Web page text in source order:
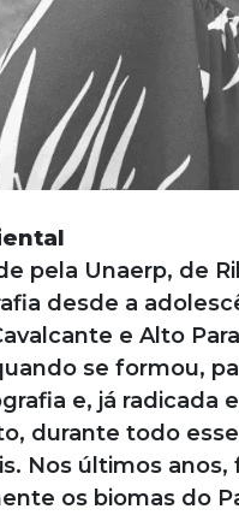
pela Unaerp, de
desde a
e Alto
se formou,
e, já radicada
durante todo
Nos últimos
os biomas do